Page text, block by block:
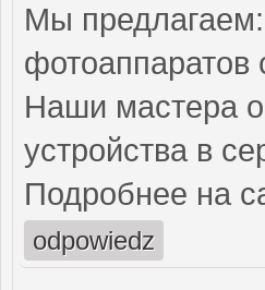
Мы
Наши мастера
устройства в
Подробнее на
odpowiedz